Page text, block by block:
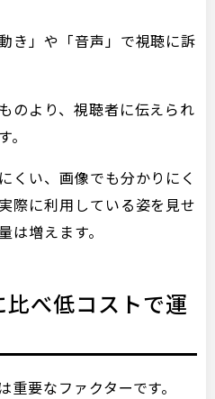
き」や「音声」で視聴に訴
のより、視聴者に伝えられ
くい、画像でも分かりにく
際に利用している姿を見せ
は増えます。
べ低コストで運
要なファクターです。